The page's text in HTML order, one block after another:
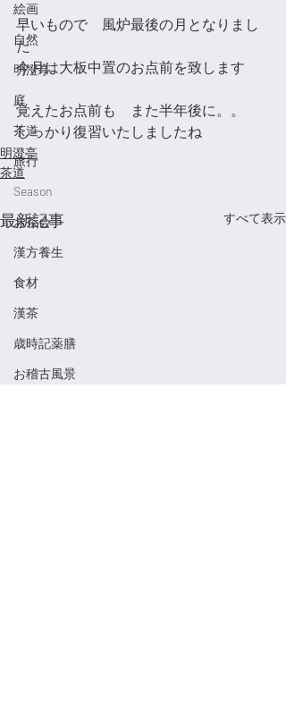
絵画
自然
明澄亭
庭
茶道
旅行
Season
お茶会
漢方養生
食材
漢茶
歳時記薬膳
お稽古風景
早いもので　風炉最後の月となりまし
た
今月は大板中置のお点前を致します
覚えたお点前も　また半年後に。。
しっかり復習いたしましたね
明澄亭
茶道
最新記事 すべて表示